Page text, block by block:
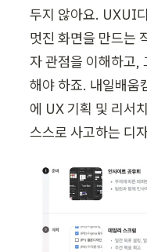
두지 않아요. UXUI
멋진 화면을 만드는
자 관점을 이해하고,
해야 하죠. 내일배움
에 UX 기획 및 리서
스스로 사고하는 디